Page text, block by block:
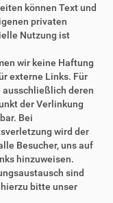
können Text und
privaten
Nutzung ist
wir keine Haftung
externe Links. Für
deren
der Verlinkung
Bei
wird der
Besucher, uns auf
hinzuweisen.
sind
bitte unser